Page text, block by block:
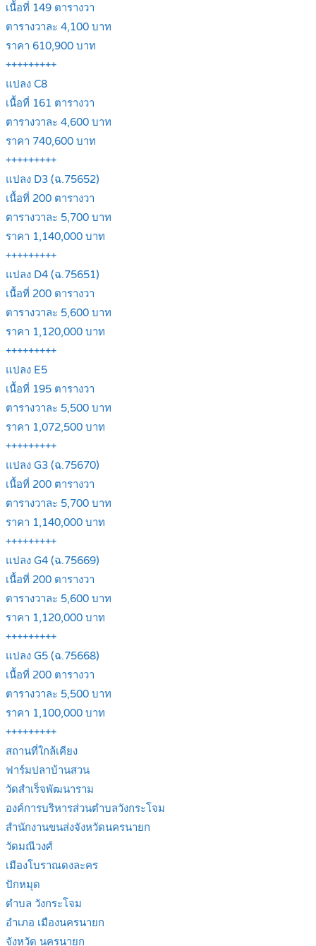
เนื้อที่ 149 ตารางวา
ตารางวาละ 4,100 บาท
ราคา 610,900 บาท
+++++++++
แปลง C8
เนื้อที่ 161 ตารางวา
ตารางวาละ 4,600 บาท
ราคา 740,600 บาท
+++++++++
แปลง D3 (ฉ.75652)
เนื้อที่ 200 ตารางวา
ตารางวาละ 5,700 บาท
ราคา 1,140,000 บาท
+++++++++
แปลง D4 (ฉ.75651)
เนื้อที่ 200 ตารางวา
ตารางวาละ 5,600 บาท
ราคา 1,120,000 บาท
+++++++++
แปลง E5
เนื้อที่ 195 ตารางวา
ตารางวาละ 5,500 บาท
ราคา 1,072,500 บาท
+++++++++
แปลง G3 (ฉ.75670)
เนื้อที่ 200 ตารางวา
ตารางวาละ 5,700 บาท
ราคา 1,140,000 บาท
+++++++++
แปลง G4 (ฉ.75669)
เนื้อที่ 200 ตารางวา
ตารางวาละ 5,600 บาท
ราคา 1,120,000 บาท
+++++++++
แปลง G5 (ฉ.75668)
เนื้อที่ 200 ตารางวา
ตารางวาละ 5,500 บาท
ราคา 1,100,000 บาท
+++++++++
สถานที่ใกล้เคียง
ฟาร์มปลาบ้านสวน
วัดสำเร็จพัฒนาราม
องค์การบริหารส่วนตำบลวังกระโจม
สำนักงานขนส่งจังหวัดนครนายก
วัดมณีวงศ์
เมืองโบราณดงละคร
ปักหมุด
ตำบล วังกระโจม
อำเภอ เมืองนครนายก
จังหวัด นครนายก